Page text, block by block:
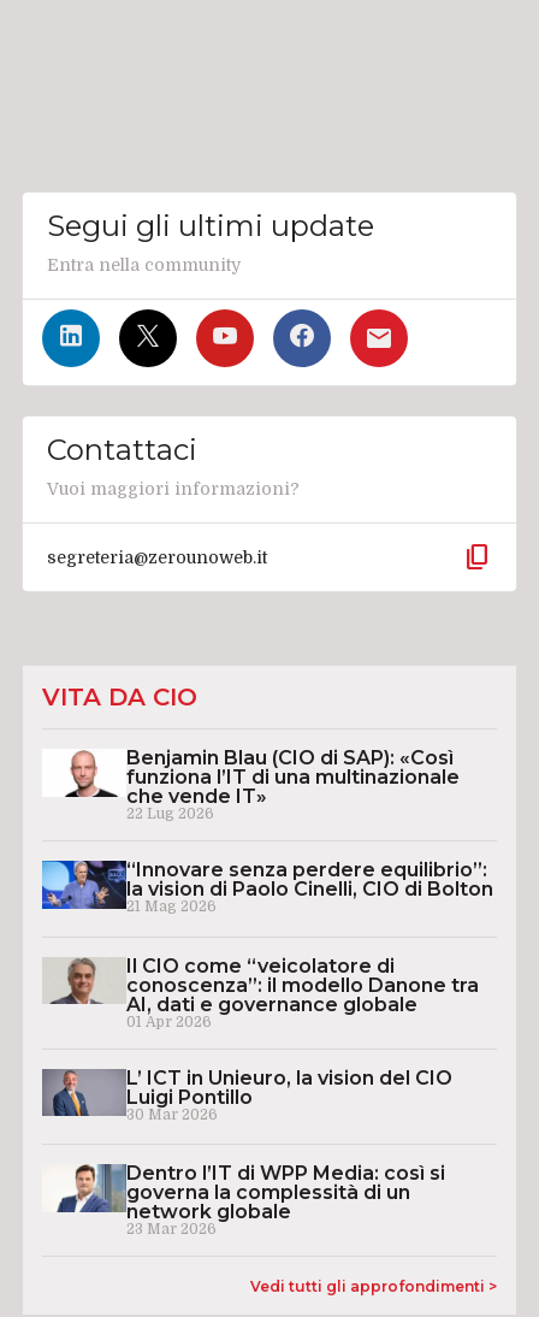
Segui gli ultimi update
Entra nella community
Contattaci
Vuoi maggiori informazioni?
segreteria@zerounoweb.it content_copy
VITA DA CIO
Benjamin Blau (CIO di SAP): «Così
funziona l’IT di una multinazionale
che vende IT»
22 Lug 2026
“Innovare senza perdere equilibrio”:
la vision di Paolo Cinelli, CIO di Bolton
21 Mag 2026
Il CIO come “veicolatore di
conoscenza”: il modello Danone tra
AI, dati e governance globale
01 Apr 2026
L’ ICT in Unieuro, la vision del CIO
Luigi Pontillo
30 Mar 2026
Dentro l’IT di WPP Media: così si
governa la complessità di un
network globale
23 Mar 2026
Vedi tutti gli approfondimenti >